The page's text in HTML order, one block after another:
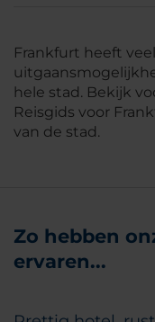
Frankfurt heeft
hele stad. Bekijk
Reisgids voor
van de stad.
Zo hebben
ervaren...